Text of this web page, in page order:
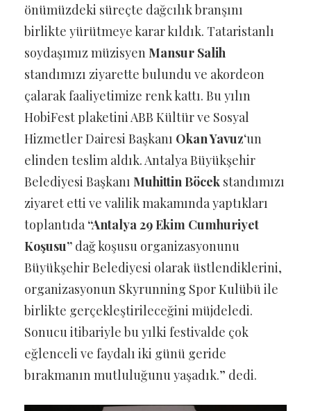
önümüzdeki süreçte dağcılık branşını
birlikte yürütmeye karar kıldık. Tataristanlı
soydaşımız müzisyen Mansur Salih
standımızı ziyarette bulundu ve akordeon
çalarak faaliyetimize renk kattı. Bu yılın
HobiFest plaketini ABB Kültür ve Sosyal
Hizmetler Dairesi Başkanı Okan Yavuz‘un
elinden teslim aldık. Antalya Büyükşehir
Belediyesi Başkanı Muhittin Böcek standımızı
ziyaret etti ve valilik makamında yaptıkları
toplantıda “Antalya 29 Ekim Cumhuriyet
Koşusu” dağ koşusu organizasyonunu
Büyükşehir Belediyesi olarak üstlendiklerini,
organizasyonun Skyrunning Spor Kulübü ile
birlikte gerçekleştirileceğini müjdeledi.
Sonucu itibariyle bu yılki festivalde çok
eğlenceli ve faydalı iki günü geride
bırakmanın mutluluğunu yaşadık.” dedi.